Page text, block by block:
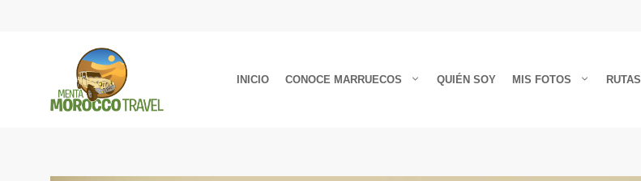
INICIO CONOCE MARRUECOS QUIÉN SOY MIS FOTOS RUTAS